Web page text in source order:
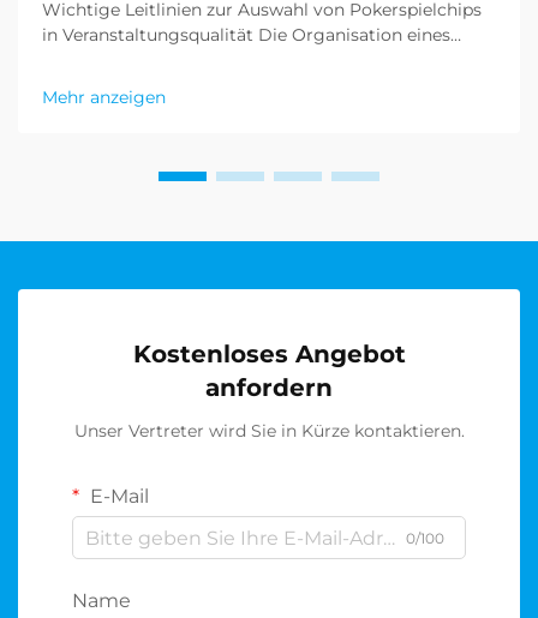
Wichtige Leitlinien zur Auswahl von Pokerspielchips
in Veranstaltungsqualität Die Organisation eines
Aufmerksamkeit für Details, wobei einer der
entscheidenden Aspekte der Kauf von Pokerspielchips
Mehr anzeigen
Kostenloses Angebot
anfordern
Unser Vertreter wird Sie in Kürze kontaktieren.
E-Mail
0/100
Name